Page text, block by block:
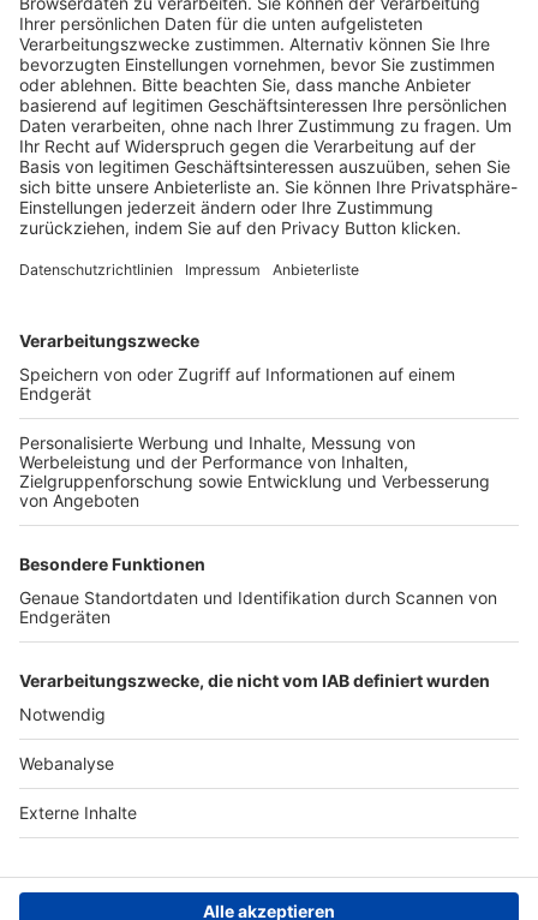
Trainerausbildung
Schulungsangebot Vereinsmitarbeiter
BFV-Geschäftsstellen
Trainerbörse
Login SpielPlus
FOLGE DEM BFV
TOP-VEREINE
TOP-PARTNER
Nutzungsbedingungen Datenschutz Impressum